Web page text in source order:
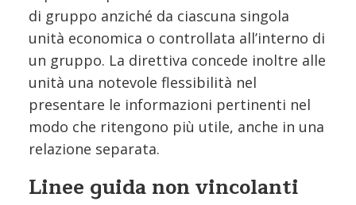
di gruppo anziché da ciascuna singola
unità economica o controllata all’interno di
un gruppo. La direttiva concede inoltre alle
unità una notevole flessibilità nel
presentare le informazioni pertinenti nel
modo che ritengono più utile, anche in una
relazione separata.
Linee guida non vincolanti